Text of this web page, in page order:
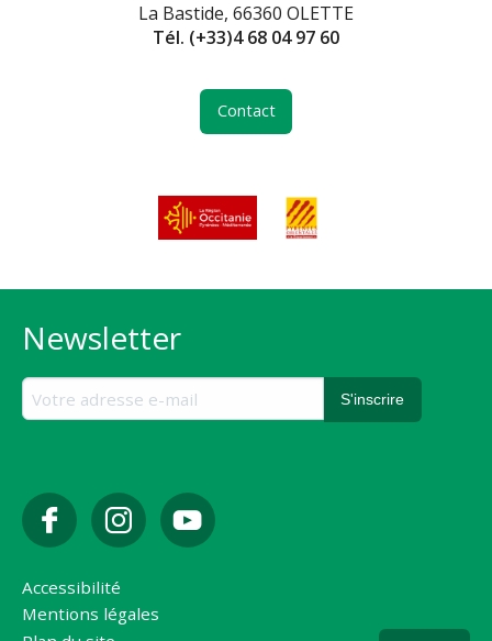
La Bastide, 66360 OLETTE
Tél. (+33)4 68 04 97 60
Contact
Newsletter
Accessibilité
Mentions légales